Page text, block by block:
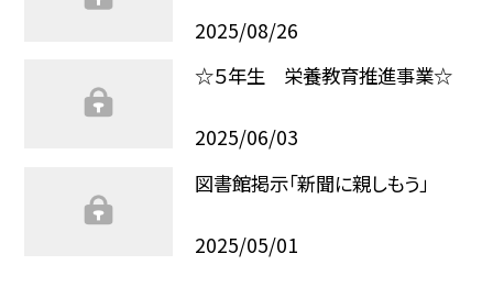
2025/08/26
☆５年生 栄養教育推進事業☆
2025/06/03
図書館掲示「新聞に親しもう」
2025/05/01